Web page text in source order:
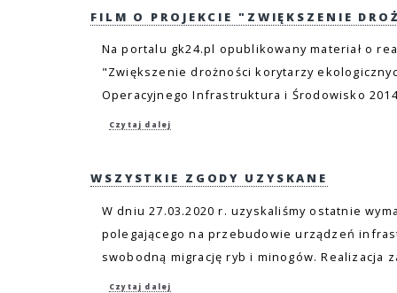
FILM O PROJEKCIE "ZWIĘKSZENIE
Na portalu gk24.pl opublikowany materiał o
"Zwiększenie drożności korytarzy
Operacyjnego Infrastruktura i Środowisko
Czytaj dalej
WSZYSTKIE ZGODY UZYSKANE
W dniu 27.03.2020 r. uzyskaliśmy ostatnie
polegającego na przebudowie urządzeń
swobodną migrację ryb i minogów. Realizacja
Czytaj dalej